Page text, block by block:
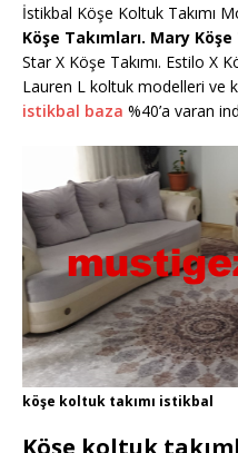
İstikbal Köşe Koltuk Takımı
Köşe Takımları. Mary
Star X Köşe Takımı. Estilo X
Lauren L koltuk modelleri ve
istikbal baza %40’a varan
köşe koltuk takımı istikbal